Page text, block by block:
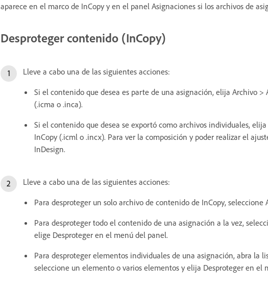
aparece en el marco de InCopy y en el panel Asignaciones si los archivos de
Desproteger contenido (InCopy)
Lleve a cabo una de las siguientes acciones:
Si el contenido que desea es parte de una asignación, elija Archivo
(.icma o .inca).
Si el contenido que desea se exportó como archivos individuales,
InCopy (.icml o .incx). Para ver la composición y poder realizar el
InDesign.
Lleve a cabo una de las siguientes acciones:
Para desproteger un solo archivo de contenido de InCopy, seleccione
Para desproteger todo el contenido de una asignación a la vez,
elige Desproteger en el menú del panel.
Para desproteger elementos individuales de una asignación, abra la
seleccione un elemento o varios elementos y elija Desproteger en el